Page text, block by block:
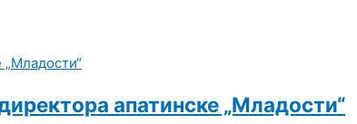
апатинске „Младости“